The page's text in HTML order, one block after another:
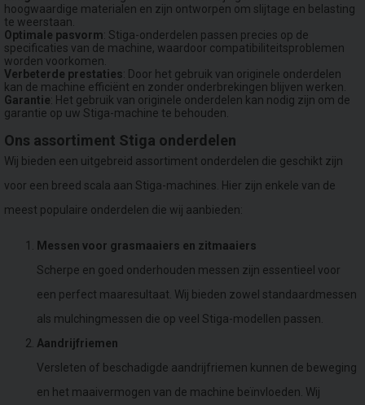
hoogwaardige materialen en zijn ontworpen om slijtage en belasting
te weerstaan.
Optimale pasvorm: Stiga-onderdelen passen precies op de
specificaties van de machine, waardoor compatibiliteitsproblemen
worden voorkomen.
Verbeterde prestaties: Door het gebruik van originele onderdelen
kan de machine efficiënt en zonder onderbrekingen blijven werken.
Garantie: Het gebruik van originele onderdelen kan nodig zijn om de
garantie op uw Stiga-machine te behouden.
Ons assortiment Stiga onderdelen
Wij bieden een uitgebreid assortiment onderdelen die geschikt zijn
voor een breed scala aan Stiga-machines. Hier zijn enkele van de
meest populaire onderdelen die wij aanbieden:
Messen voor grasmaaiers en zitmaaiers
Scherpe en goed onderhouden messen zijn essentieel voor
een perfect maaresultaat. Wij bieden zowel standaardmessen
als mulchingmessen die op veel Stiga-modellen passen.
Aandrijfriemen
Versleten of beschadigde aandrijfriemen kunnen de beweging
en het maaivermogen van de machine beïnvloeden. Wij